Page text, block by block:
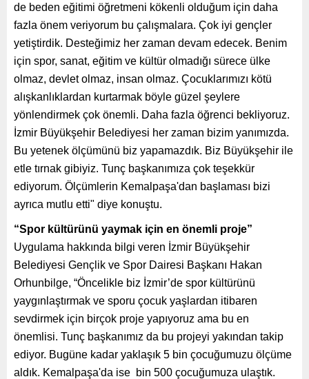
de beden eğitimi öğretmeni kökenli olduğum için daha
fazla önem veriyorum bu çalışmalara. Çok iyi gençler
yetiştirdik. Desteğimiz her zaman devam edecek. Benim
için spor, sanat, eğitim ve kültür olmadığı sürece ülke
olmaz, devlet olmaz, insan olmaz. Çocuklarımızı kötü
alışkanlıklardan kurtarmak böyle güzel şeylere
yönlendirmek çok önemli. Daha fazla öğrenci bekliyoruz.
İzmir Büyükşehir Belediyesi her zaman bizim yanımızda.
Bu yetenek ölçümünü biz yapamazdık. Biz Büyükşehir ile
etle tırnak gibiyiz. Tunç başkanımıza çok teşekkür
ediyorum. Ölçümlerin Kemalpaşa'dan başlaması bizi
ayrıca mutlu etti" diye konuştu.
“Spor kültürünü yaymak için en önemli proje”
Uygulama hakkında bilgi veren İzmir Büyükşehir
Belediyesi Gençlik ve Spor Dairesi Başkanı Hakan
Orhunbilge, “Öncelikle biz İzmir’de spor kültürünü
yaygınlaştırmak ve sporu çocuk yaşlardan itibaren
sevdirmek için birçok proje yapıyoruz ama bu en
önemlisi. Tunç başkanımız da bu projeyi yakından takip
ediyor. Bugüne kadar yaklaşık 5 bin çocuğumuzu ölçüme
aldık. Kemalpaşa'da ise bin 500 çocuğumuza ulaştık.